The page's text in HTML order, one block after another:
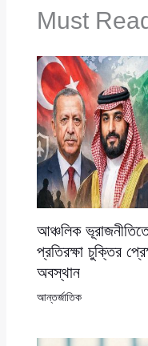
Must
আঞ্চলিক
প্রতিরক্ষা চুক্তির
অবস্থান
আন্তর্জাতিক